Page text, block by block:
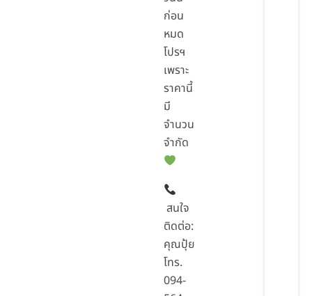
ก่อน
หมด
โปรฯ
เพราะ
ราคานี้
มี
จำนวน
จำกัด
สนใจ
ติดต่อ:
คุณปุ้ย
โทร.
094-